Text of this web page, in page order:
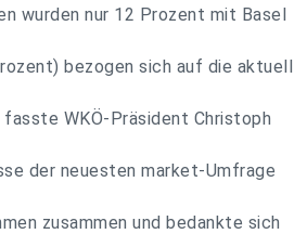
wurden nur 12 Prozent mit Basel
bezogen sich auf die aktuell
WKÖ-Präsident Christoph
der neuesten market-Umfrage
zusammen und bedankte sich